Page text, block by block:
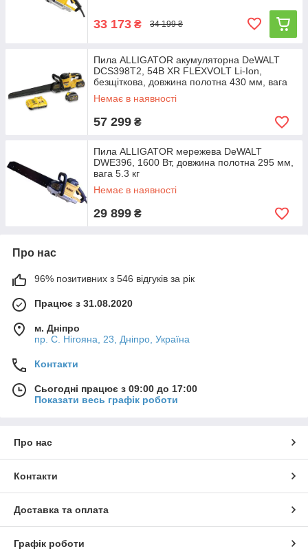
33 173 ₴ 34 199 ₴
Пила ALLIGATOR акумуляторна DeWALT
DCS398T2, 54В XR FLEXVOLT Li-Ion,
безщіткова, довжина полотна 430 мм, вага
5.6 кг, 2
Немає в наявності
57 299 ₴
Пила ALLIGATOR мережева DeWALT
DWE396, 1600 Вт, довжина полотна 295 мм,
вага 5.3 кг
Немає в наявності
29 899 ₴
Про нас
96% позитивних з 546 відгуків за рік
Працює з 31.08.2020
м. Дніпро
пр. С. Нігояна, 23, Дніпро, Україна
Контакти
Сьогодні працює з 09:00 до 17:00
Показати весь графік роботи
Про нас
Контакти
Доставка та оплата
Графік роботи